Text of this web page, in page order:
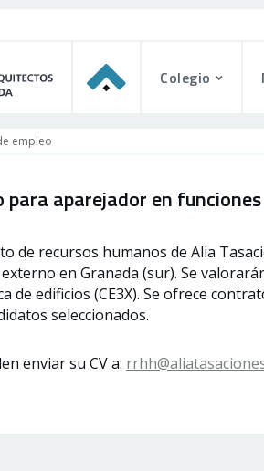
Colegio
empleo
aparejador en
de recursos humanos de Alia
en Granada (sur). Se
de edificios (CE3X). Se ofrece
seleccionados.
enviar su CV a: